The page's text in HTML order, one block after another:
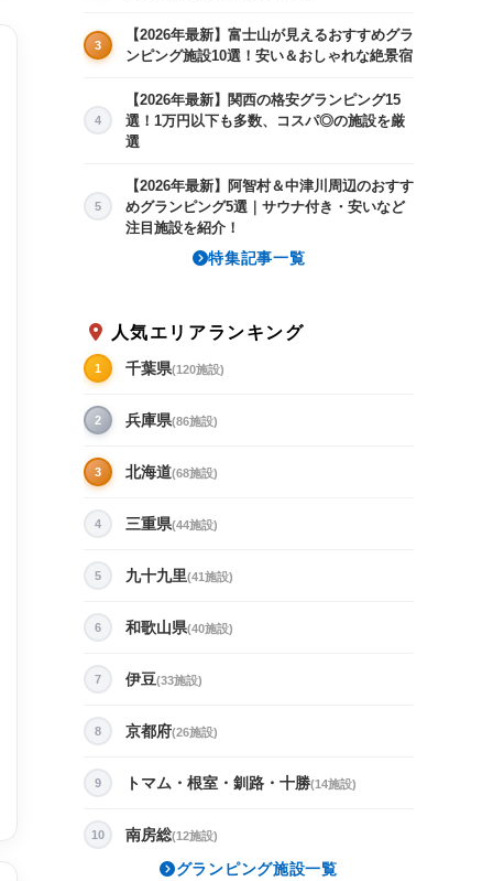
8/16(日)
× 18,150〜 ×
3
【2026年最新】富士山が見えるおすすめグラ
ンピング施設10選！安い＆おしゃれな絶景宿
4
【2026年最新】関西の格安グランピング15
選！1万円以下も多数、コスパ◎の施設を厳
選
5
【2026年最新】阿智村＆中津川周辺のおすす
めグランピング5選｜サウナ付き・安いなど
注目施設を紹介！
特集記事一覧
人気エリアランキング
1 千葉県(120施設)
2 兵庫県(86施設)
3 北海道(68施設)
4 三重県(44施設)
5 九十九里(41施設)
6 和歌山県(40施設)
7 伊豆(33施設)
8 京都府(26施設)
9 トマム・根室・釧路・十勝(14施設)
10 南房総(12施設)
グランピング施設一覧